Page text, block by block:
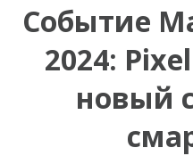
Событие
2024:
новый